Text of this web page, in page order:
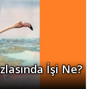
İşi Ne?